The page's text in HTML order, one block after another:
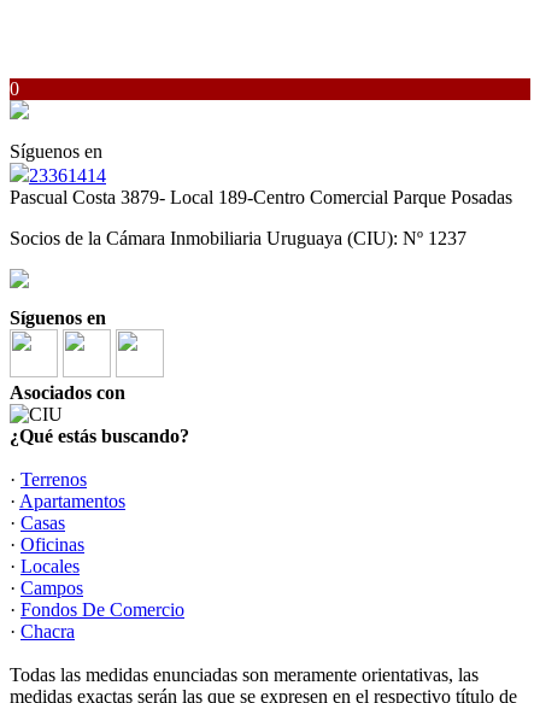
0
Síguenos en
23361414
Pascual Costa 3879- Local 189-Centro Comercial Parque Posadas
Socios de la Cámara Inmobiliaria Uruguaya (CIU): Nº 1237
Síguenos en
Asociados con
¿Qué estás buscando?
· Terrenos
· Apartamentos
· Casas
· Oficinas
· Locales
· Campos
· Fondos De Comercio
· Chacra
Todas las medidas enunciadas son meramente orientativas, las
medidas exactas serán las que se expresen en el respectivo título de